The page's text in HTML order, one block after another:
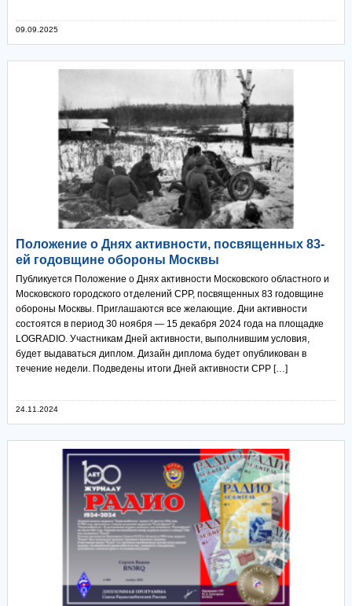
09.09.2025
Положение о Днях активности, посвященных 83-
ей годовщине обороны Москвы
Публикуется Положение о Днях активности Московского областного и
Московского городского отделений СРР, посвященных 83 годовщине
обороны Москвы. Приглашаются все желающие. Дни активности
состоятся в период 30 ноября — 15 декабря 2024 года на площадке
LOGRADIO. Участникам Дней активности, выполнившим условия,
будет выдаваться диплом. Дизайн диплома будет опубликован в
течение недели. Подведены итоги Дней активности СРР […]
24.11.2024